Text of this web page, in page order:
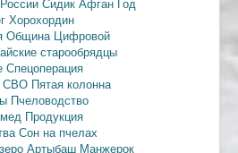
Хорохордин
Община Цифровой
старообрядцы
Спецоперация
СВО Пятая колонна
Пчеловодство
Продукция
Сон на пчелах
Артыбаш Манжерок